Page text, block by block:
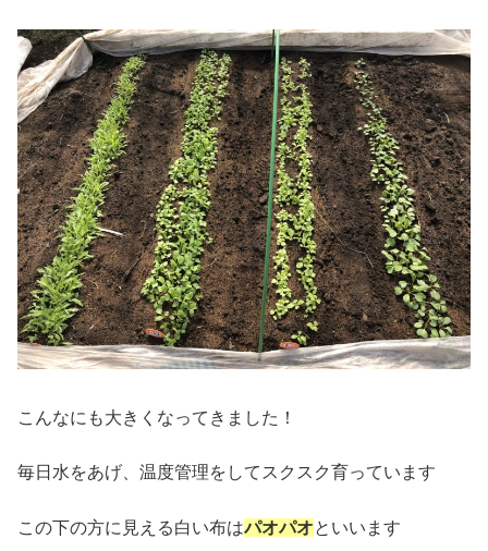
こんなにも大きくなってきました！
毎日水をあげ、温度管理をしてスクスク育っています
この下の方に見える白い布はパオパオといいます